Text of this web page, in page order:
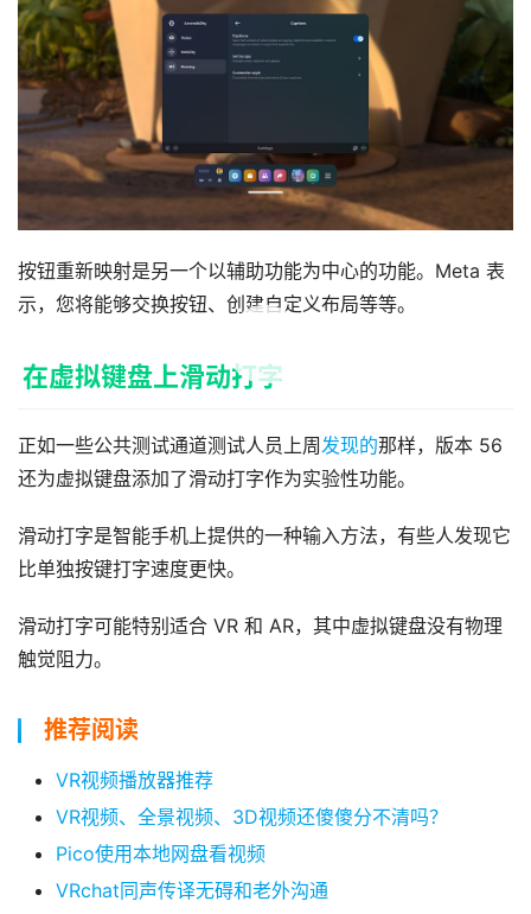
按钮重新映射是另一个以辅助功能为中心的功能。Meta 表
示，您将能够交换按钮、创建自定义布局等等。
在虚拟键盘上滑动打字
正如一些公共测试通道测试人员上周发现的那样，版本 56
还为虚拟键盘添加了滑动打字作为实验性功能。
滑动打字是智能手机上提供的一种输入方法，有些人发现它
比单独按键打字速度更快。
滑动打字可能特别适合 VR 和 AR，其中虚拟键盘没有物理
触觉阻力。
推荐阅读
VR视频播放器推荐
VR视频、全景视频、3D视频还傻傻分不清吗？
Pico使用本地网盘看视频
VRchat同声传译无碍和老外沟通